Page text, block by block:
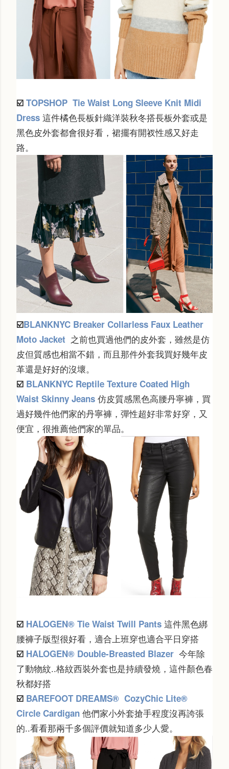
☑️ TOPSHOP Tie Waist Long Sleeve Knit Midi
Dress 這件橘色長板針織洋裝秋冬搭長板外套或是
黑色皮外套都會很好看，裙擺有開衩性感又好走
路。
☑️BLANKNYC Breaker Collarless Faux Leather
Moto Jacket 之前也買過他們的皮外套，雖然是仿
皮但質感也相當不錯，而且那件外套我買好幾年皮
革還是好好的沒壞。
☑️ BLANKNYC Reptile Texture Coated High
Waist Skinny Jeans 仿皮質感黑色高腰丹寧褲，買
過好幾件他們家的丹寧褲，彈性超好非常好穿，又
便宜，很推薦他們家的單品。
☑️ HALOGEN® Tie Waist Twill Pants 這件黑色綁
腰褲子版型很好看，適合上班穿也適合平日穿搭
☑️ HALOGEN® Double-Breasted Blazer 今年除
了動物紋..格紋西裝外套也是持續發燒，這件顏色春
秋都好搭
☑️ BAREFOOT DREAMS® CozyChic Lite®
Circle Cardigan 他們家小外套搶手程度沒再誇張
的..看看那兩千多個評價就知道多少人愛。